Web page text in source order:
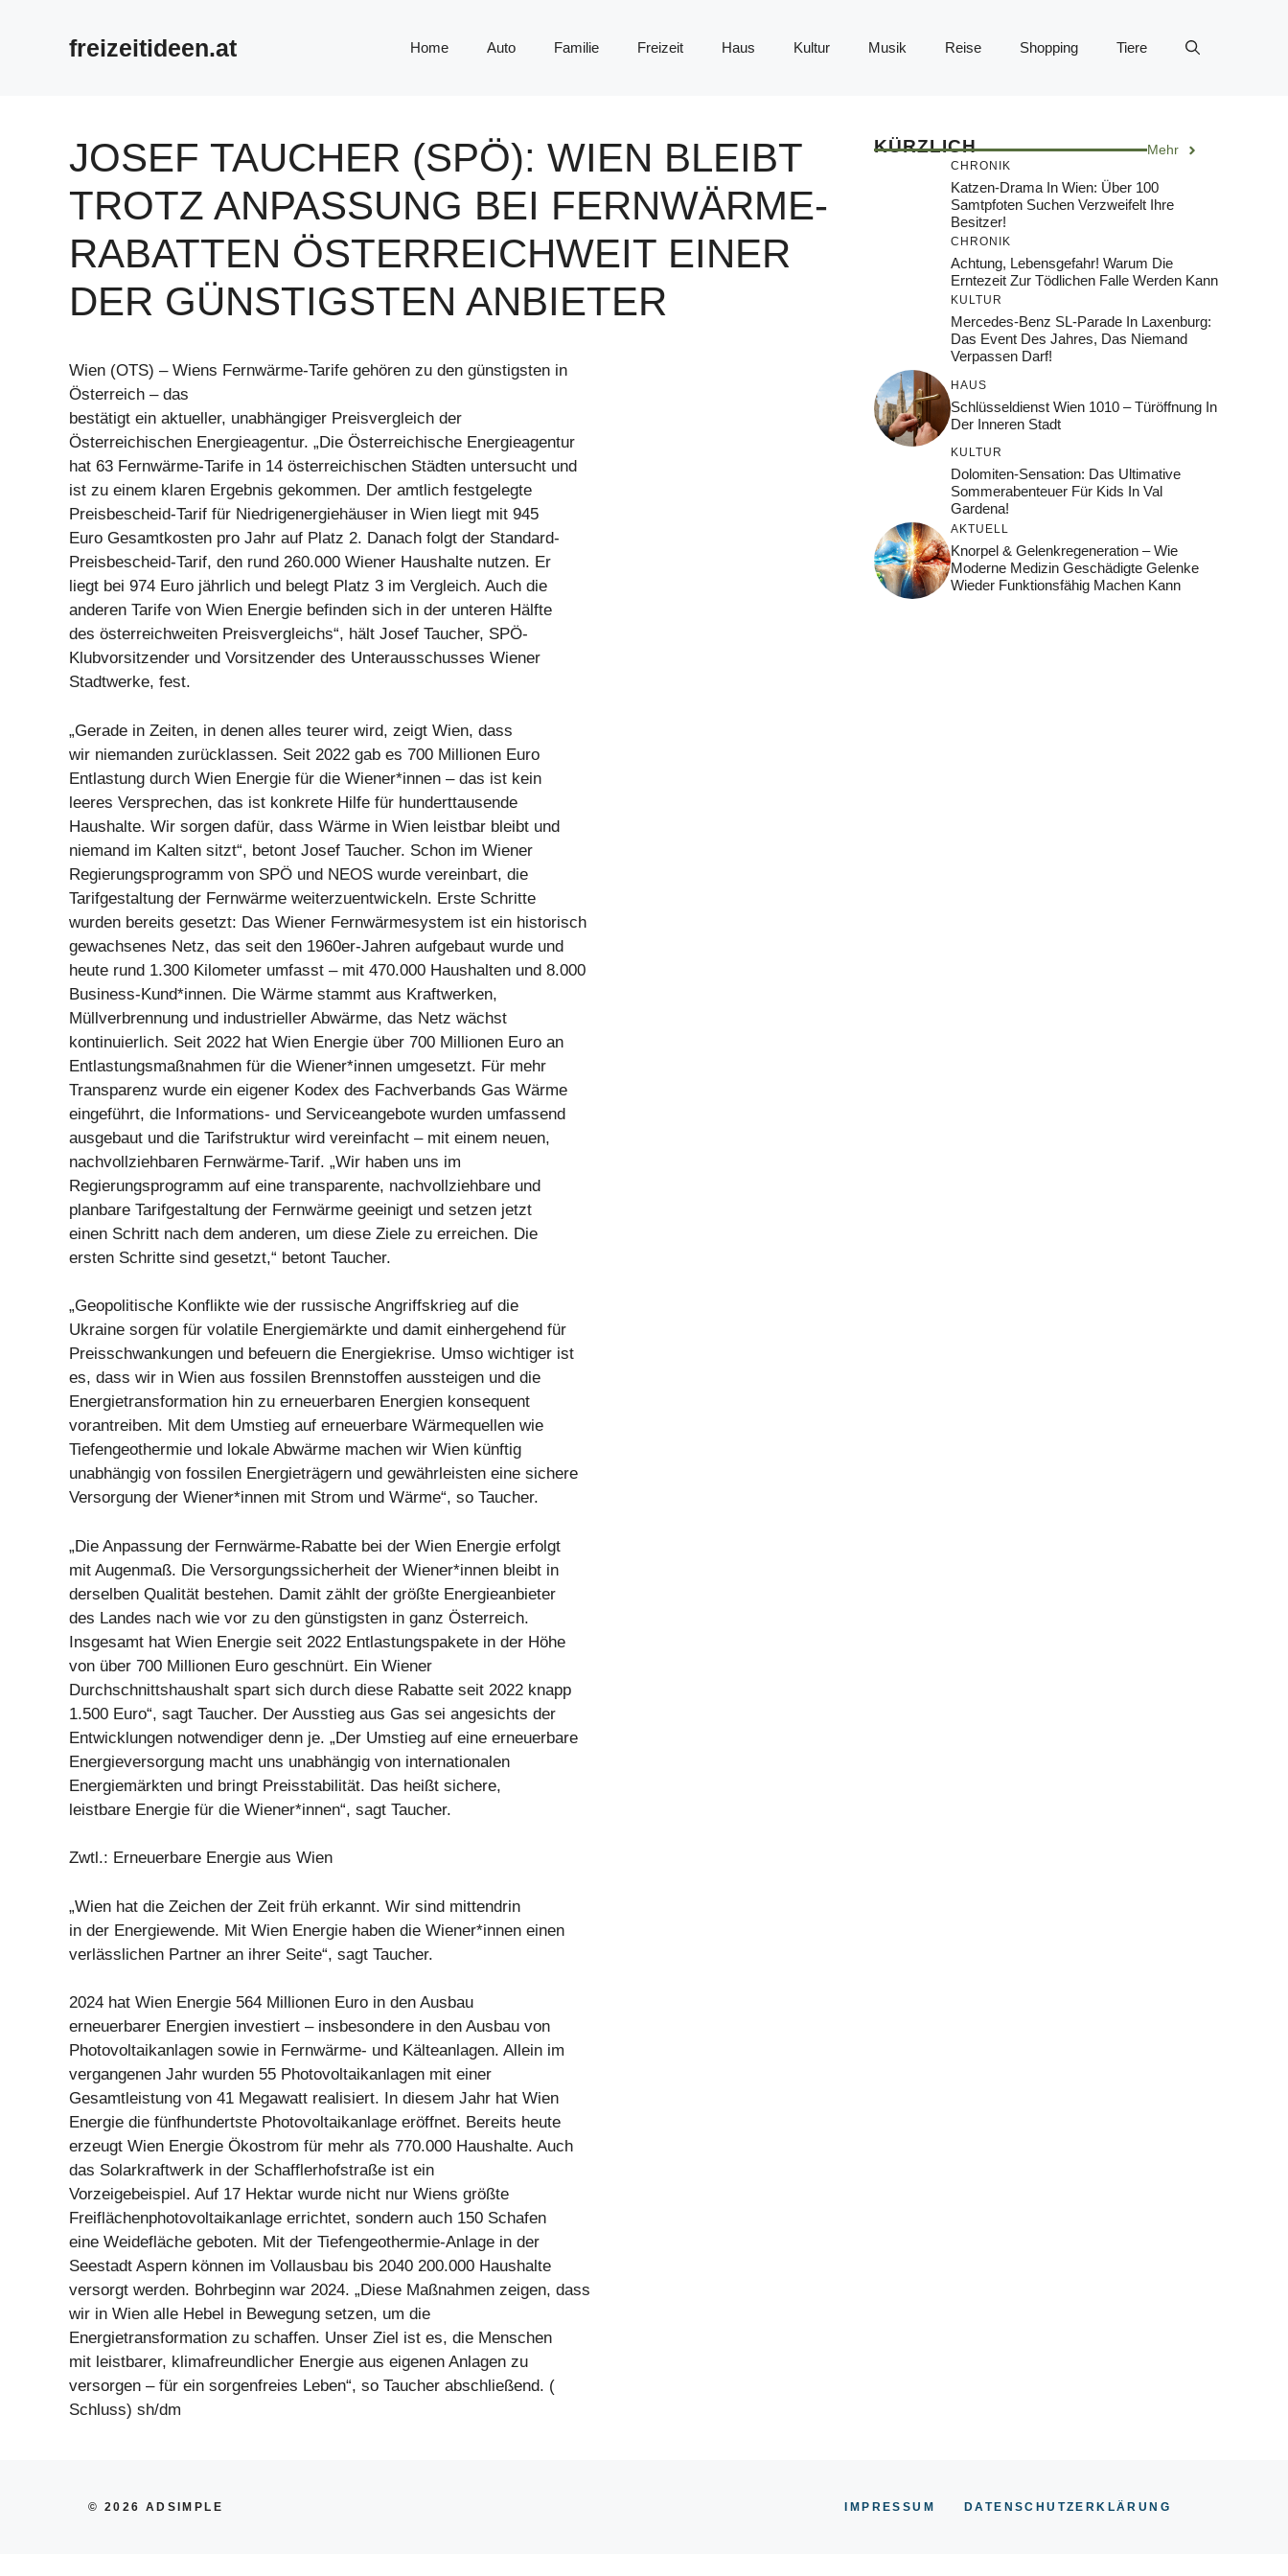
freizeitideen.at Home Auto Familie Freizeit Haus Kultur Musik Reise Shopping Tiere
JOSEF TAUCHER (SPÖ): WIEN BLEIBT
TROTZ ANPASSUNG BEI FERNWÄRME-
RABATTEN ÖSTERREICHWEIT EINER
DER GÜNSTIGSTEN ANBIETER
Wien (OTS) – Wiens Fernwärme-Tarife gehören zu den günstigsten in
Österreich – das
bestätigt ein aktueller, unabhängiger Preisvergleich der
Österreichischen Energieagentur. „Die Österreichische Energieagentur
hat 63 Fernwärme-Tarife in 14 österreichischen Städten untersucht und
ist zu einem klaren Ergebnis gekommen. Der amtlich festgelegte
Preisbescheid-Tarif für Niedrigenergiehäuser in Wien liegt mit 945
Euro Gesamtkosten pro Jahr auf Platz 2. Danach folgt der Standard-
Preisbescheid-Tarif, den rund 260.000 Wiener Haushalte nutzen. Er
liegt bei 974 Euro jährlich und belegt Platz 3 im Vergleich. Auch die
anderen Tarife von Wien Energie befinden sich in der unteren Hälfte
des österreichweiten Preisvergleichs“, hält Josef Taucher, SPÖ-
Klubvorsitzender und Vorsitzender des Unterausschusses Wiener
Stadtwerke, fest.
„Gerade in Zeiten, in denen alles teurer wird, zeigt Wien, dass
wir niemanden zurücklassen. Seit 2022 gab es 700 Millionen Euro
Entlastung durch Wien Energie für die Wiener*innen – das ist kein
leeres Versprechen, das ist konkrete Hilfe für hunderttausende
Haushalte. Wir sorgen dafür, dass Wärme in Wien leistbar bleibt und
niemand im Kalten sitzt“, betont Josef Taucher. Schon im Wiener
Regierungsprogramm von SPÖ und NEOS wurde vereinbart, die
Tarifgestaltung der Fernwärme weiterzuentwickeln. Erste Schritte
wurden bereits gesetzt: Das Wiener Fernwärmesystem ist ein historisch
gewachsenes Netz, das seit den 1960er-Jahren aufgebaut wurde und
heute rund 1.300 Kilometer umfasst – mit 470.000 Haushalten und 8.000
Business-Kund*innen. Die Wärme stammt aus Kraftwerken,
Müllverbrennung und industrieller Abwärme, das Netz wächst
kontinuierlich. Seit 2022 hat Wien Energie über 700 Millionen Euro an
Entlastungsmaßnahmen für die Wiener*innen umgesetzt. Für mehr
Transparenz wurde ein eigener Kodex des Fachverbands Gas Wärme
eingeführt, die Informations- und Serviceangebote wurden umfassend
ausgebaut und die Tarifstruktur wird vereinfacht – mit einem neuen,
nachvollziehbaren Fernwärme-Tarif. „Wir haben uns im
Regierungsprogramm auf eine transparente, nachvollziehbare und
planbare Tarifgestaltung der Fernwärme geeinigt und setzen jetzt
einen Schritt nach dem anderen, um diese Ziele zu erreichen. Die
ersten Schritte sind gesetzt,“ betont Taucher.
„Geopolitische Konflikte wie der russische Angriffskrieg auf die
Ukraine sorgen für volatile Energiemärkte und damit einhergehend für
Preisschwankungen und befeuern die Energiekrise. Umso wichtiger ist
es, dass wir in Wien aus fossilen Brennstoffen aussteigen und die
Energietransformation hin zu erneuerbaren Energien konsequent
vorantreiben. Mit dem Umstieg auf erneuerbare Wärmequellen wie
Tiefengeothermie und lokale Abwärme machen wir Wien künftig
unabhängig von fossilen Energieträgern und gewährleisten eine sichere
Versorgung der Wiener*innen mit Strom und Wärme“, so Taucher.
„Die Anpassung der Fernwärme-Rabatte bei der Wien Energie erfolgt
mit Augenmaß. Die Versorgungssicherheit der Wiener*innen bleibt in
derselben Qualität bestehen. Damit zählt der größte Energieanbieter
des Landes nach wie vor zu den günstigsten in ganz Österreich.
Insgesamt hat Wien Energie seit 2022 Entlastungspakete in der Höhe
von über 700 Millionen Euro geschnürt. Ein Wiener
Durchschnittshaushalt spart sich durch diese Rabatte seit 2022 knapp
1.500 Euro“, sagt Taucher. Der Ausstieg aus Gas sei angesichts der
Entwicklungen notwendiger denn je. „Der Umstieg auf eine erneuerbare
Energieversorgung macht uns unabhängig von internationalen
Energiemärkten und bringt Preisstabilität. Das heißt sichere,
leistbare Energie für die Wiener*innen“, sagt Taucher.
Zwtl.: Erneuerbare Energie aus Wien
„Wien hat die Zeichen der Zeit früh erkannt. Wir sind mittendrin
in der Energiewende. Mit Wien Energie haben die Wiener*innen einen
verlässlichen Partner an ihrer Seite“, sagt Taucher.
2024 hat Wien Energie 564 Millionen Euro in den Ausbau
erneuerbarer Energien investiert – insbesondere in den Ausbau von
Photovoltaikanlagen sowie in Fernwärme- und Kälteanlagen. Allein im
vergangenen Jahr wurden 55 Photovoltaikanlagen mit einer
Gesamtleistung von 41 Megawatt realisiert. In diesem Jahr hat Wien
Energie die fünfhundertste Photovoltaikanlage eröffnet. Bereits heute
erzeugt Wien Energie Ökostrom für mehr als 770.000 Haushalte. Auch
das Solarkraftwerk in der Schafflerhofstraße ist ein
Vorzeigebeispiel. Auf 17 Hektar wurde nicht nur Wiens größte
Freiflächenphotovoltaikanlage errichtet, sondern auch 150 Schafen
eine Weidefläche geboten. Mit der Tiefengeothermie-Anlage in der
Seestadt Aspern können im Vollausbau bis 2040 200.000 Haushalte
versorgt werden. Bohrbeginn war 2024. „Diese Maßnahmen zeigen, dass
wir in Wien alle Hebel in Bewegung setzen, um die
Energietransformation zu schaffen. Unser Ziel ist es, die Menschen
mit leistbarer, klimafreundlicher Energie aus eigenen Anlagen zu
versorgen – für ein sorgenfreies Leben“, so Taucher abschließend. (
Schluss) sh/dm
KÜRZLICH Mehr
CHRONIK
Katzen-Drama In Wien: Über 100
Samtpfoten Suchen Verzweifelt Ihre
Besitzer!
CHRONIK
Achtung, Lebensgefahr! Warum Die
Erntezeit Zur Tödlichen Falle Werden Kann
KULTUR
Mercedes-Benz SL-Parade In Laxenburg:
Das Event Des Jahres, Das Niemand
Verpassen Darf!
HAUS
Schlüsseldienst Wien 1010 – Türöffnung In
Der Inneren Stadt
KULTUR
Dolomiten-Sensation: Das Ultimative
Sommerabenteuer Für Kids In Val
Gardena!
AKTUELL
Knorpel & Gelenkregeneration – Wie
Moderne Medizin Geschädigte Gelenke
Wieder Funktionsfähig Machen Kann
© 2026 ADSIMPLE IMPRESSUM DATENSCHUTZERKLÄRUNG